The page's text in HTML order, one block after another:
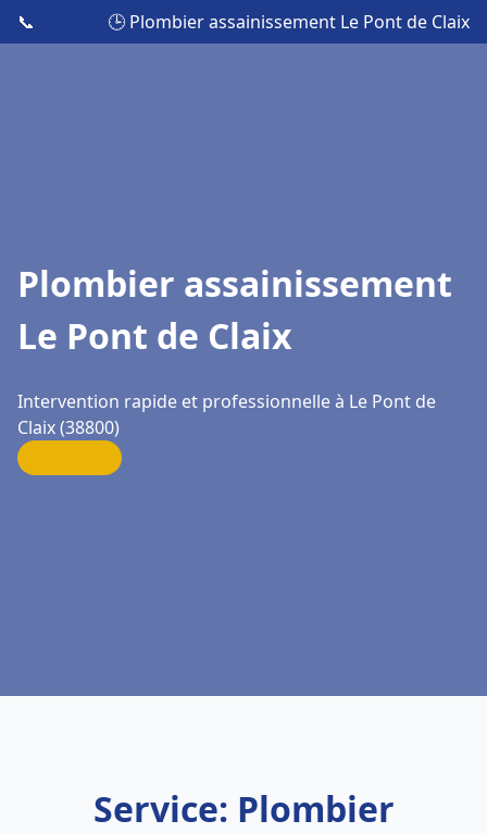
📞 🕒 Plombier assainissement Le Pont de Claix
Plombier assainissement
Le Pont de Claix
Intervention rapide et professionnelle à Le Pont de
Claix (38800)
Service: Plombier